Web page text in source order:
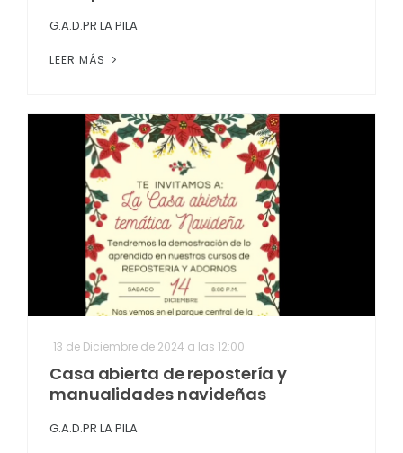
G.A.D.PR LA PILA
LEER MÁS
13 de Diciembre de 2024 a las 12:00
Casa abierta de repostería y
manualidades navideñas
G.A.D.PR LA PILA